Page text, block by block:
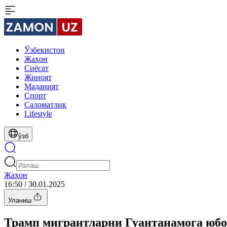
Ўзбекистон
Жаҳон
Сиёсат
Жиноят
Маданият
Спорт
Cаломатлик
Lifestyle
ўзб
Жаҳон
16:50 / 30.01.2025
Уланиш
Трамп мигрантларни Гуантанамога